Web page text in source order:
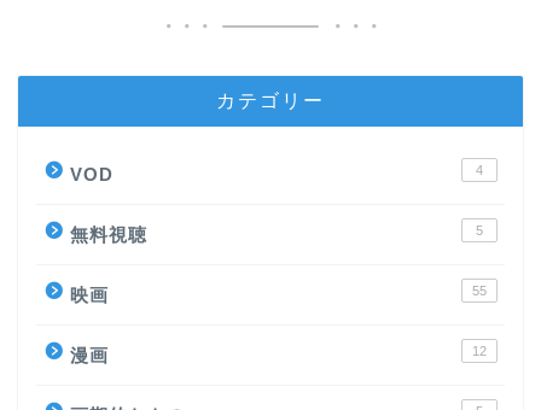
カテゴリー
VOD 4
無料視聴 5
映画 55
漫画 12